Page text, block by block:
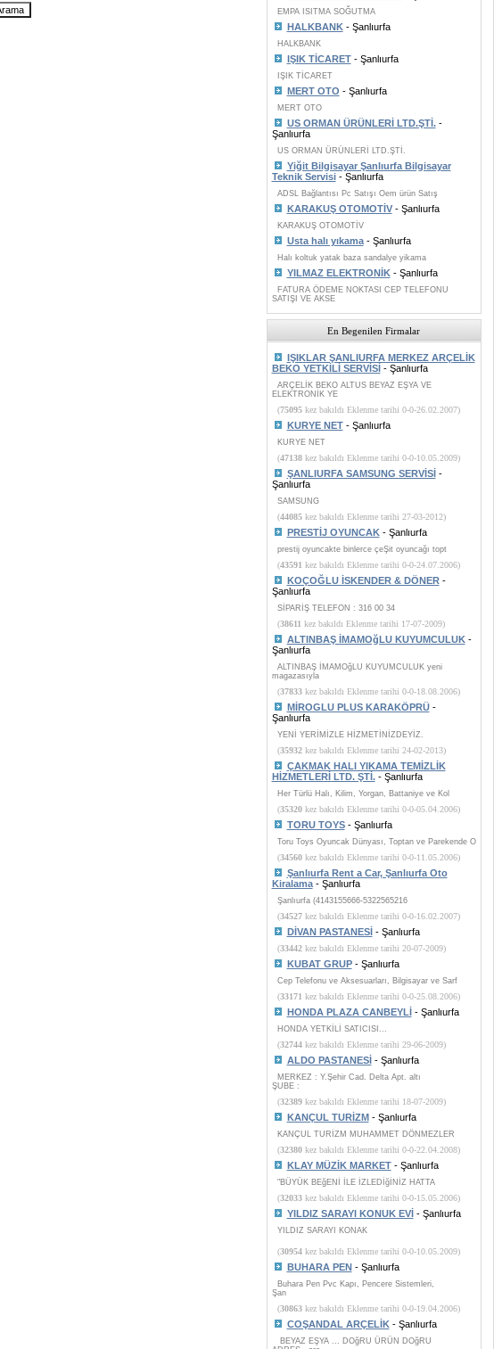
EMPA ISITMA SOĞUTMA
HALKBANK- Şanlıurfa
HALKBANK
IŞIK TİCARET- Şanlıurfa
IŞIK TİCARET
MERT OTO - Şanlıurfa
MERT OTO
US ORMAN ÜRÜNLERİ LTD.ŞTİ.-
Şanlıurfa
US ORMAN ÜRÜNLERİ LTD.ŞTİ.
Yiğit Bilgisayar Şanlıurfa Bilgisayar
Teknik Servisi- Şanlıurfa
ADSL Bağlantısı Pc Satışı Oem ürün Satış
KARAKUŞ OTOMOTİV- Şanlıurfa
KARAKUŞ OTOMOTİV
Usta halı yıkama- Şanlıurfa
Halı koltuk yatak baza sandalye yikama
YILMAZ ELEKTRONİK- Şanlıurfa
FATURA ÖDEME NOKTASI CEP TELEFONU
SATIŞI VE AKSE
En Begenilen Firmalar
IŞIKLAR ŞANLIURFA MERKEZ ARÇELİK
BEKO YETKİLİ SERVİSİ- Şanlıurfa
ARÇELİK BEKO ALTUS BEYAZ EŞYA VE
ELEKTRONİK YE
(75095kez bakıldı Eklenme tarihi 0-0-26.02.2007)
KURYE NET- Şanlıurfa
KURYE NET
(47138kez bakıldı Eklenme tarihi 0-0-10.05.2009)
ŞANLIURFA SAMSUNG SERVİSİ-
Şanlıurfa
SAMSUNG
(44085kez bakıldı Eklenme tarihi 27-03-2012)
PRESTİJ OYUNCAK- Şanlıurfa
prestij oyuncakte binlerce çeŞit oyuncağı topt
(43591 kez bakıldı Eklenme tarihi 0-0-24.07.2006)
KOÇOĞLU İSKENDER & DÖNER-
Şanlıurfa
SİPARİŞ TELEFON : 316 00 34
(38611 kez bakıldı Eklenme tarihi 17-07-2009)
ALTINBAŞ İMAMOğLU KUYUMCULUK-
Şanlıurfa
ALTINBAŞ İMAMOğLU KUYUMCULUK yeni
magazasıyla
(37833kez bakıldı Eklenme tarihi 0-0-18.08.2006)
MİROGLU PLUS KARAKÖPRÜ-
Şanlıurfa
YENİ YERİMİZLE HİZMETİNİZDEYİZ.
(35932kez bakıldı Eklenme tarihi 24-02-2013)
ÇAKMAK HALI YIKAMA TEMİZLİK
HİZMETLERİ LTD. ŞTİ.- Şanlıurfa
Her Türlü Halı, Kilim, Yorgan, Battaniye ve Kol
(35320kez bakıldı Eklenme tarihi 0-0-05.04.2006)
TORU TOYS- Şanlıurfa
Toru Toys Oyuncak Dünyası, Toptan ve Parekende O
(34560kez bakıldı Eklenme tarihi 0-0-11.05.2006)
Şanlıurfa Rent a Car, Şanlıurfa Oto
Kiralama- Şanlıurfa
Şanlıurfa (4143155666-5322565216
(34527kez bakıldı Eklenme tarihi 0-0-16.02.2007)
DİVAN PASTANESİ- Şanlıurfa
(33442kez bakıldı Eklenme tarihi 20-07-2009)
KUBAT GRUP- Şanlıurfa
Cep Telefonu ve Aksesuarları, Bilgisayar ve Sarf
(33171 kez bakıldı Eklenme tarihi 0-0-25.08.2006)
HONDA PLAZA CANBEYLİ- Şanlıurfa
HONDA YETKİLİ SATICISI...
(32744kez bakıldı Eklenme tarihi 29-06-2009)
ALDO PASTANESİ- Şanlıurfa
MERKEZ : Y.Şehir Cad. Delta Apt. altı
ŞUBE :
(32389kez bakıldı Eklenme tarihi 18-07-2009)
KANÇUL TURİZM- Şanlıurfa
KANÇUL TURİZM MUHAMMET DÖNMEZLER
(32380kez bakıldı Eklenme tarihi 0-0-22.04.2008)
KLAY MÜZİK MARKET- Şanlıurfa
"BÜYÜK BEğENİ İLE İZLEDİğİNİZ HATTA
(32033kez bakıldı Eklenme tarihi 0-0-15.05.2006)
YILDIZ SARAYI KONUK EVİ- Şanlıurfa
YILDIZ SARAYI KONAK
(30954kez bakıldı Eklenme tarihi 0-0-10.05.2009)
BUHARA PEN- Şanlıurfa
Buhara Pen Pvc Kapı, Pencere Sistemleri,
Şan
(30863kez bakıldı Eklenme tarihi 0-0-19.04.2006)
COŞANDAL ARÇELİK- Şanlıurfa
BEYAZ EŞYA ... DOğRU ÜRÜN DOğRU